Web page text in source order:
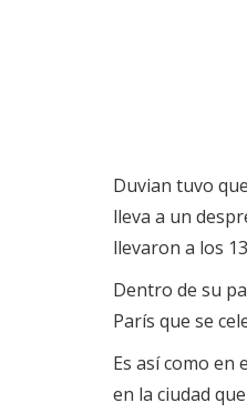
Duvian tuvo
lleva a un
llevaron a los
Dentro de su
París que se
Es así como
en la ciudad